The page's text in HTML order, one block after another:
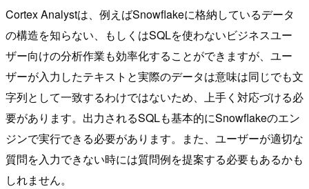
Cortex Analystは、例えばSnowflakeに格納しているデータ
の構造を知らない、もしくはSQLを使わないビジネスユー
ザー向けの分析作業も効率化することができますが、ユー
ザーが入力したテキストと実際のデータは意味は同じでも文
字列として一致するわけではないため、上手く対応づける必
要があります。出力されるSQLも基本的にSnowflakeのエン
ジンで実行できる必要があります。また、ユーザーが適切な
質問を入力できない時には質問例を提案する必要もあるかも
しれません。